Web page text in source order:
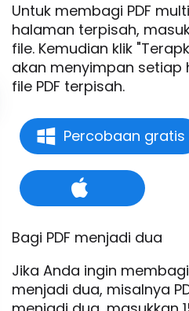
Untuk membagi PDF
halaman terpisah,
file. Kemudian klik
akan menyimpan setiap
file PDF terpisah.
Percobaan gratis
Bagi PDF menjadi dua
Jika Anda ingin
menjadi dua, misalnya